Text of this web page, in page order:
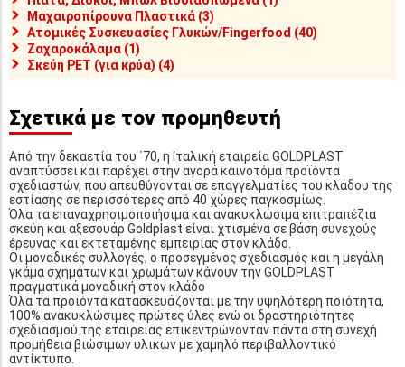
Μαχαιροπίρουνα Πλαστικά (3)
Ατομικές Συσκευασίες Γλυκών/Fingerfood (40)
Ζαχαροκάλαμα (1)
Σκεύη PET (για κρύα) (4)
Σχετικά με τον προμηθευτή
Από την δεκαετία του ΄70, η Ιταλική εταιρεία GOLDPLAST
αναπτύσσει και παρέχει στην αγορά καινοτόμα προϊόντα
σχεδιαστών, που απευθύνονται σε επαγγελματίες του κλάδου της
εστίασης σε περισσότερες από 40 χώρες παγκοσμίως.
Όλα τα επαναχρησιμοποιήσιμα και ανακυκλώσιμα επιτραπέζια
σκεύη και αξεσουάρ Goldplast είναι χτισμένα σε βάση συνεχούς
έρευνας και εκτεταμένης εμπειρίας στον κλάδο.
Οι μοναδικές συλλογές, ο προσεγμένος σχεδιασμός και η μεγάλη
γκάμα σχημάτων και χρωμάτων κάνουν την GOLDPLAST
πραγματικά μοναδική στον κλάδο
Όλα τα προϊόντα κατασκευάζονται με την υψηλότερη ποιότητα,
100% ανακυκλώσιμες πρώτες ύλες ενώ οι δραστηριότητες
σχεδιασμού της εταιρείας επικεντρώνονταν πάντα στη συνεχή
προμήθεια βιώσιμων υλικών με χαμηλό περιβαλλοντικό
αντίκτυπο.